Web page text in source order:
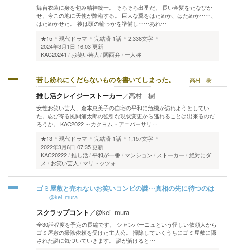
舞台衣装に身を包み精神統一。 そろそろ出番だ。 長い金髪をたなびか
せ、今この地に天使が降臨する。 巨大な翼をはためか、はためか……、
はためかせた。 後は頭の輪っかを準備し……あれ…
★15
現代ドラマ 完結済 1話
2,338文字
2024年3月1日 16:03 更新
KAC20241
お笑い芸人 関西弁 一人称
苦し紛れにくだらないものを書いてしまった。 高村 樹
推し活クレイジーストーカー／高村 樹
女性お笑い芸人、倉本恵美子の自宅の平和に危機が訪れようとしてい
た。忍び寄る風間浦太郎の強引な現状変更から逃れることは出来るのだ
ろうか。 KAC2022 ～カクヨム・アニバーサリ…
★13
現代ドラマ 完結済 1話
1,157文字
2022年3月6日 07:35 更新
KAC20222 推し活 平和が一番 マンション ストーカー
絶対にダ
メ
お笑い芸人 マリトッツォ
ゴミ屋敷と売れないお笑いコンビの謎…真相の先に待つのは
@kei_mura
スクラップコント ／@kei_mura
全30話程度を予定の長編です。 シャンパーニュという怪しい依頼人から
ゴミ屋敷の掃除依頼を受けた主人公。 掃除していくうちにゴミ屋敷に隠
された謎に気づいていきます。 謎が解けると…